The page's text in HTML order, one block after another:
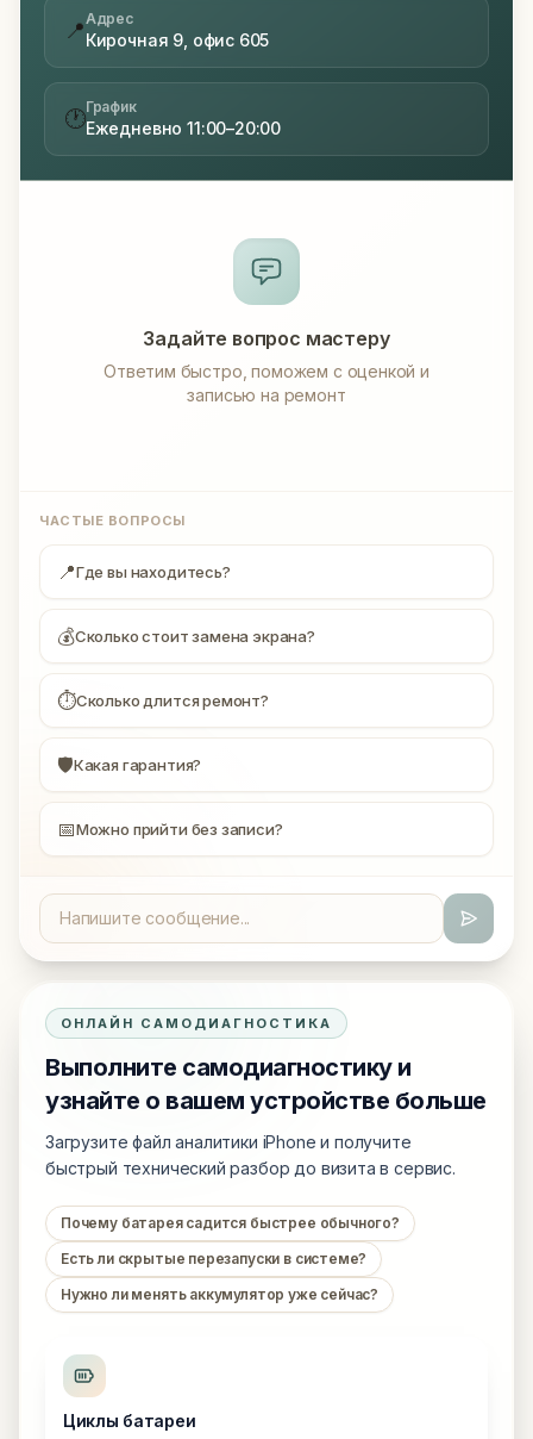
📍Адрес
Кирочная 9, офис 605
🕐График
Ежедневно 11:00–20:00
Задайте вопрос мастеру
Ответим быстро, поможем с оценкой и
записью на ремонт
ЧАСТЫЕ ВОПРОСЫ
📍Где вы находитесь?
💰Сколько стоит замена экрана?
⏱Сколько длится ремонт?
🛡Какая гарантия?
📅Можно прийти без записи?
ОНЛАЙН САМОДИАГНОСТИКА
Выполните самодиагностику и
узнайте о вашем устройстве больше
Загрузите файл аналитики iPhone и получите
быстрый технический разбор до визита в сервис.
Почему батарея садится быстрее обычного?
Есть ли скрытые перезапуски в системе?
Нужно ли менять аккумулятор уже сейчас?
Циклы батареи